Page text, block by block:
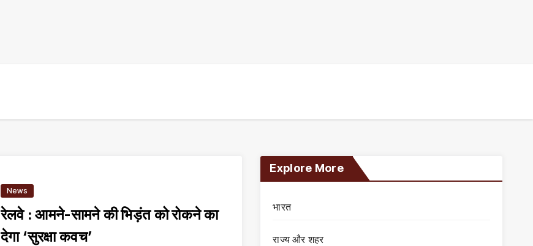
News
रेलवे : आमने-सामने की भिड़ंत को रोकने का
देगा ‘सुरक्षा कवच’
Explore More
भारत
राज्य और शहर